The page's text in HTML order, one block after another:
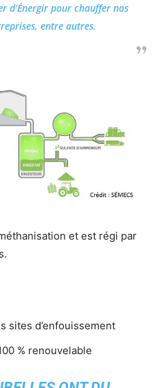
d’Énergir pour chauffer nos
entre autres.
et est régi par
sites d’enfouissement
% renouvelable